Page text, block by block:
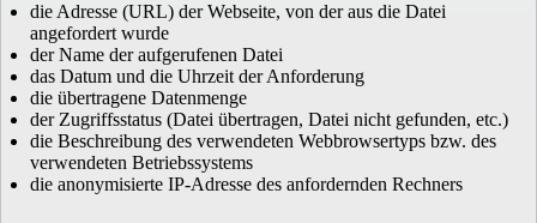
die Adresse (URL) der Webseite, von der aus die Datei
angefordert wurde
der Name der aufgerufenen Datei
das Datum und die Uhrzeit der Anforderung
die übertragene Datenmenge
der Zugriffsstatus (Datei übertragen, Datei nicht gefunden, etc.)
die Beschreibung des verwendeten Webbrowsertyps bzw. des
verwendeten Betriebssystems
die anonymisierte IP-Adresse des anfordernden Rechners